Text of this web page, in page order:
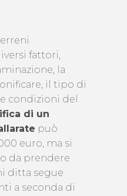
fattori,
la
il tipo di
condizioni del
di un
può
euro, ma si
da prendere
ditta segue
a seconda di